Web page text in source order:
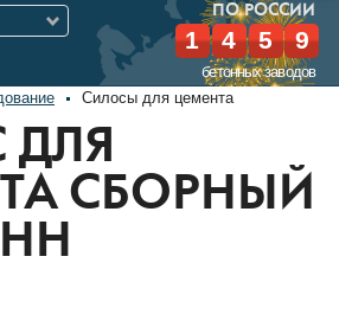
ПО РОССИИ
1 4 5 9
бетонных заводов
Силосы для цемента
ДЛЯ
СБОРНЫЙ